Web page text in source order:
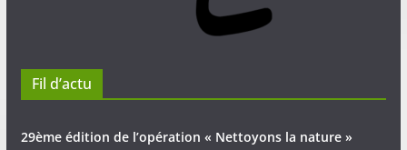
Fil d’actu
29ème édition de l’opération « Nettoyons la nature »